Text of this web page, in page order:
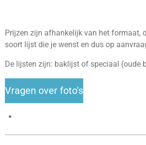
Prijzen zijn afhankelijk van het formaat,
soort lijst die je wenst en dus op
De lijsten zijn: baklijst of speciaal (oude
Vragen over foto's